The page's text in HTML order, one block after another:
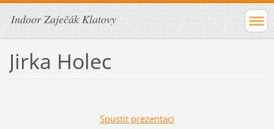
Indoor Zaječák Klatovy
Jirka Holec
Spustit prezentaci